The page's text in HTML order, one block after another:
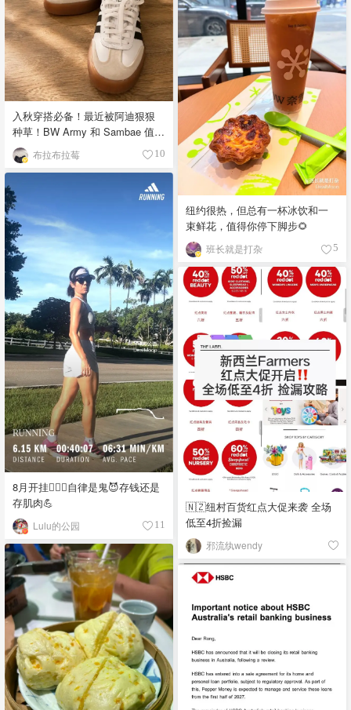
入秋穿搭必备！最近被阿迪狠狠
种草！BW Army 和 Sambae 值得
拥有！布拉布拉莓 10
纽约很热，但总有一杯冰饮和一
束鲜花，值得你停下脚步🌻
班长就是打杂 5
8月开挂🏃🏻‍♀️自律是鬼😈存钱还是
存肌肉💪
Lulu的公园 11
🇳🇿纽村百货红点大促来袭 全场
低至4折捡漏
邪流纨wendy